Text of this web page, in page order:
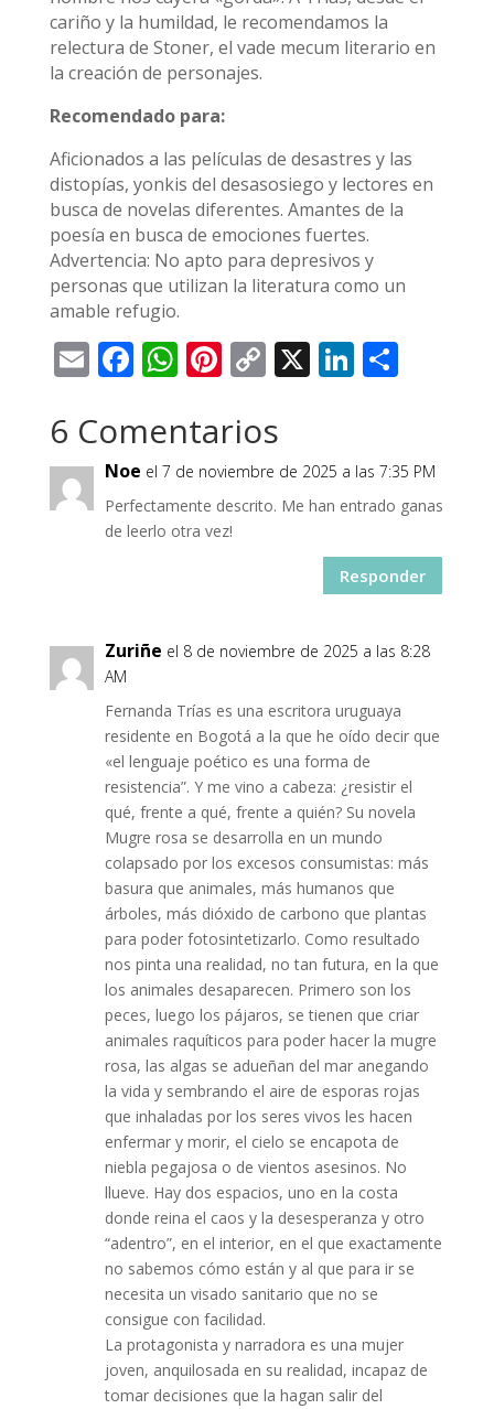
cariño y la humildad, le recomendamos la
relectura de Stoner, el vade mecum literario en
la creación de personajes.
Recomendado para:
Aficionados a las películas de desastres y las
distopías, yonkis del desasosiego y lectores en
busca de novelas diferentes. Amantes de la
poesía en busca de emociones fuertes.
Advertencia: No apto para depresivos y
personas que utilizan la literatura como un
amable refugio.
EmailFacebook
WhatsApp
Pinterest
Copy
X
6 Comentarios
Noe el 7 de noviembre de 2025 a las 7:35 PM
Perfectamente descrito. Me han entrado ganas
de leerlo otra vez!
Responder
Zuriñe el 8 de noviembre de 2025 a las 8:28
AM
Fernanda Trías es una escritora uruguaya
residente en Bogotá a la que he oído decir que
«el lenguaje poético es una forma de
resistencia”. Y me vino a cabeza: ¿resistir el
qué, frente a qué, frente a quién? Su novela
Mugre rosa se desarrolla en un mundo
colapsado por los excesos consumistas: más
basura que animales, más humanos que
árboles, más dióxido de carbono que plantas
para poder fotosintetizarlo. Como resultado
nos pinta una realidad, no tan futura, en la que
los animales desaparecen. Primero son los
peces, luego los pájaros, se tienen que criar
animales raquíticos para poder hacer la mugre
rosa, las algas se adueñan del mar anegando
la vida y sembrando el aire de esporas rojas
que inhaladas por los seres vivos les hacen
enfermar y morir, el cielo se encapota de
niebla pegajosa o de vientos asesinos. No
llueve. Hay dos espacios, uno en la costa
donde reina el caos y la desesperanza y otro
“adentro”, en el interior, en el que exactamente
no sabemos cómo están y al que para ir se
necesita un visado sanitario que no se
consigue con facilidad.
La protagonista y narradora es una mujer
joven, anquilosada en su realidad, incapaz de
tomar decisiones que la hagan salir del